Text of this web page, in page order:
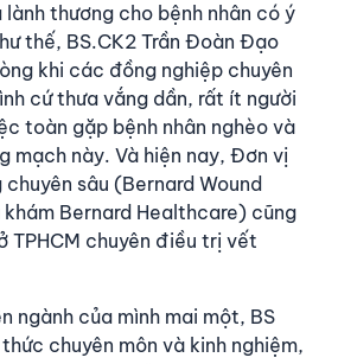
thương cho bệnh nhân có ý
thế, BS.CK2 Trần Đoàn Đạo
khi các đồng nghiệp chuyên
cứ thưa vắng dần, rất ít người
toàn gặp bệnh nhân nghèo và
mạch này. Và hiện nay, Đơn vị
sâu (Bernard Wound
Bernard Healthcare) cũng
TPHCM chuyên điều trị vết
ngành của mình mai một, BS
chuyên môn và kinh nghiệm,